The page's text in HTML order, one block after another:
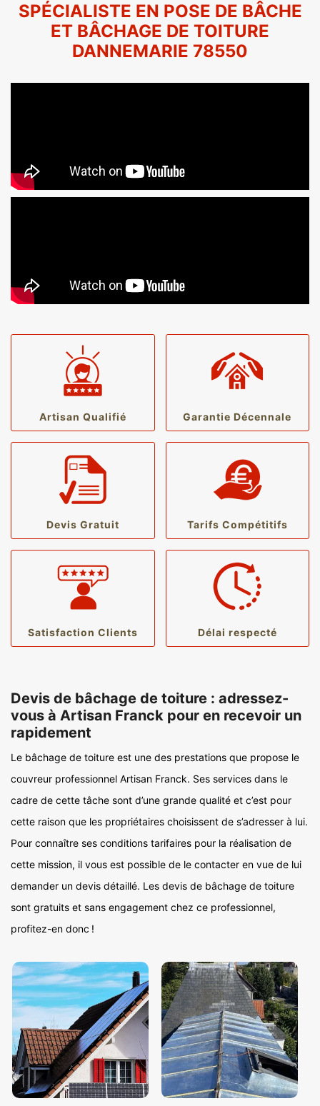
SPÉCIALISTE EN POSE DE BÂCHE
ET BÂCHAGE DE TOITURE
DANNEMARIE 78550
Artisan Qualifié Garantie Décennale
Devis Gratuit Tarifs Compétitifs
Satisfaction Clients Délai respecté
Devis de bâchage de toiture : adressez-
vous à Artisan Franck pour en recevoir un
rapidement
Le bâchage de toiture est une des prestations que propose le
couvreur professionnel Artisan Franck. Ses services dans le
cadre de cette tâche sont d’une grande qualité et c’est pour
cette raison que les propriétaires choisissent de s’adresser à lui.
Pour connaître ses conditions tarifaires pour la réalisation de
cette mission, il vous est possible de le contacter en vue de lui
demander un devis détaillé. Les devis de bâchage de toiture
sont gratuits et sans engagement chez ce professionnel,
profitez-en donc !